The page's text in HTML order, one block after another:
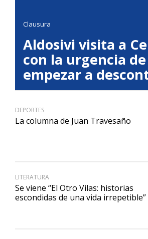
Clausura
Aldosivi visita a
con la urgencia de
empezar a
DEPORTES
La columna de Juan Travesaño
LITERATURA
Se viene “El Otro Vilas: historias
escondidas de una vida irrepetible”